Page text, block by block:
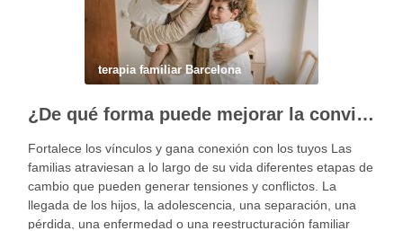
terapia familiar Barcelona
¿De qué forma puede mejorar la convivencia la terapia familiar?
Fortalece los vínculos y gana conexión con los tuyos Las
familias atraviesan a lo largo de su vida diferentes etapas de
cambio que pueden generar tensiones y conflictos. La
llegada de los hijos, la adolescencia, una separación, una
pérdida, una enfermedad o una reestructuración familiar